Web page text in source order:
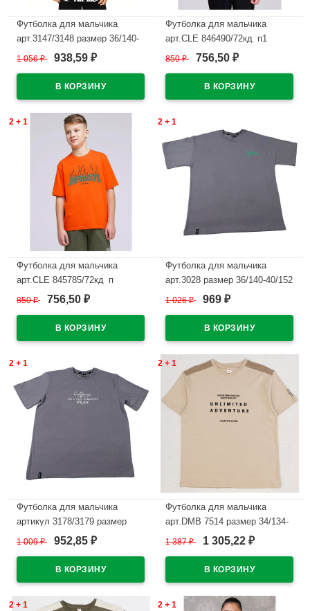
Футболка для мальчика
арт.3147/3148 размер 36/140-
46/170 цвет белый
1 056₽ 938,59 ₽
Футболка для мальчика
арт.CLE 846490/72кд_п1
размер 34/134-42/158 цвет
850₽ 756,50 ₽
2 + 1
Футболка для мальчика
арт.CLE 845785/72кд_п
размер 34/134-42/158 цвет
850₽ 756,50 ₽
2 + 1
Футболка для мальчика
арт.3028 размер 36/140-40/152
цвет серый
1 026₽ 969 ₽
2 + 1
Футболка для мальчика
артикул 3178/3179 размер
36/140-46/170 цвет темно-
1 009₽ 952,85 ₽
2 + 1
Футболка для мальчика
арт.DMB 7514 размер 34/134-
44/164 цвет крем
1 387₽ 1 305,22 ₽
2 + 1 2 + 1